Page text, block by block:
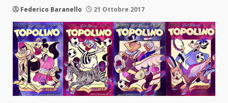
Federico Baranello 21 Ottobre 2017